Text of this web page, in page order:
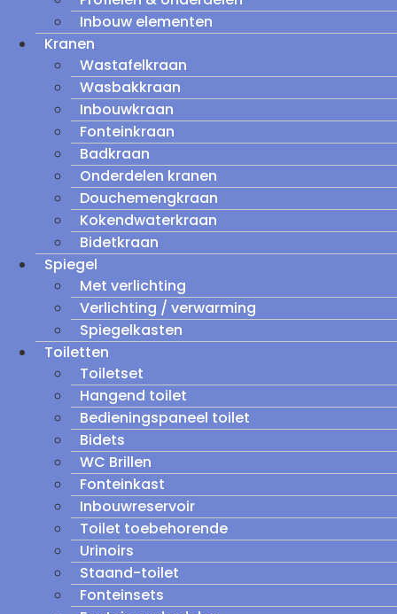
Inbouw elementen
Kranen
Wastafelkraan
Wasbakkraan
Inbouwkraan
Fonteinkraan
Badkraan
Onderdelen kranen
Douchemengkraan
Kokendwaterkraan
Bidetkraan
Spiegel
Met verlichting
Verlichting / verwarming
Spiegelkasten
Toiletten
Toiletset
Hangend toilet
Bedieningspaneel toilet
Bidets
WC Brillen
Fonteinkast
Inbouwreservoir
Toilet toebehorende
Urinoirs
Staand-toilet
Fonteinsets